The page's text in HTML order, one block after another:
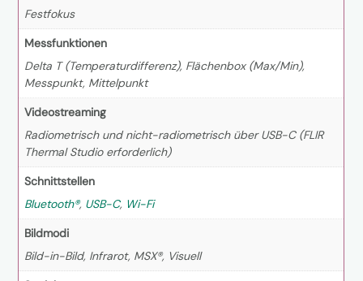
Festfokus
Messfunktionen
Delta T (Temperaturdifferenz), Flächenbox (Max/Min),
Messpunkt, Mittelpunkt
Videostreaming
Radiometrisch und nicht-radiometrisch über USB-C (FLIR
Thermal Studio erforderlich)
Schnittstellen
Bluetooth®, USB-C, Wi-Fi
Bildmodi
Bild-in-Bild, Infrarot, MSX®, Visuell